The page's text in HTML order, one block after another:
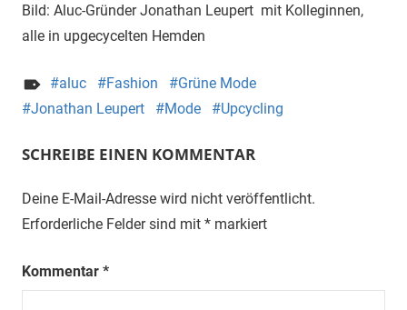
Bild: Aluc-Gründer Jonathan Leupert mit Kolleginnen,
alle in upgecycelten Hemden
aluc Fashion
Grüne Mode
Jonathan Leupert
Mode Upcycling
SCHREIBE EINEN KOMMENTAR
Deine E-Mail-Adresse wird nicht veröffentlicht.
Erforderliche Felder sind mit * markiert
Kommentar *